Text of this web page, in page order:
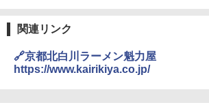
イスキー ハイボール 缶
￥4,927
し 塩らーめん
ァミリー 大型レンジ
￥44,367
関連リンク
🔗京都北白川ラーメン魁力屋
https://www.kairikiya.co.jp/